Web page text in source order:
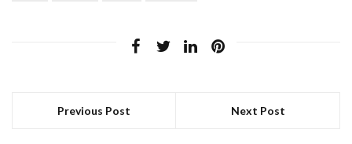
Previous Post Next Post